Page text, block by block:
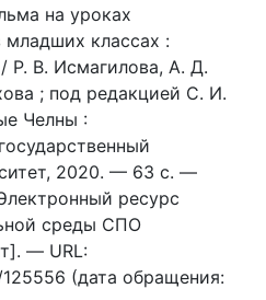
на уроках
младших классах :
Р. В. Исмагилова, А. Д.
; под редакцией С. И.
Челны :
2020. — 63 c. —
ресурс
среды СПО
— URL:
(дата обращения: